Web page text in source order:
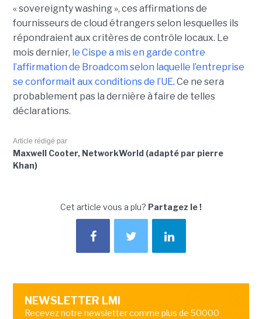
« sovereignty washing », ces affirmations de
fournisseurs de cloud étrangers selon lesquelles ils
répondraient aux critères de contrôle locaux. Le
mois dernier, le Cispe a mis en garde contre
l’affirmation de Broadcom selon laquelle l’entreprise
se conformait aux conditions de l’UE. Ce ne sera
probablement pas la dernière à faire de telles
déclarations.
Article rédigé par
Maxwell Cooter, NetworkWorld (adapté par pierre
Khan)
Cet article vous a plu? Partagez le !
NEWSLETTER LMI
Recevez notre newsletter comme plus de 50000